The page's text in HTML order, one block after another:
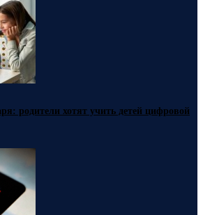
родители хотят учить детей цифровой